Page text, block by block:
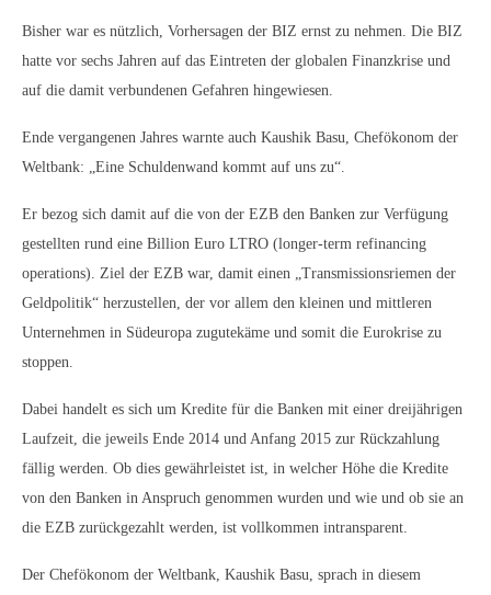
Bisher war es nützlich, Vorhersagen der BIZ ernst zu nehmen. Die BIZ
hatte vor sechs Jahren auf das Eintreten der globalen Finanzkrise und
auf die damit verbundenen Gefahren hingewiesen.
Ende vergangenen Jahres warnte auch Kaushik Basu, Chefökonom der
Weltbank: „Eine Schuldenwand kommt auf uns zu“.
Er bezog sich damit auf die von der EZB den Banken zur Verfügung
gestellten rund eine Billion Euro LTRO (longer-term refinancing
operations). Ziel der EZB war, damit einen „Transmissionsriemen der
Geldpolitik“ herzustellen, der vor allem den kleinen und mittleren
Unternehmen in Südeuropa zugutekäme und somit die Eurokrise zu
stoppen.
Dabei handelt es sich um Kredite für die Banken mit einer dreijährigen
Laufzeit, die jeweils Ende 2014 und Anfang 2015 zur Rückzahlung
fällig werden. Ob dies gewährleistet ist, in welcher Höhe die Kredite
von den Banken in Anspruch genommen wurden und wie und ob sie an
die EZB zurückgezahlt werden, ist vollkommen intransparent.
Der Chefökonom der Weltbank, Kaushik Basu, sprach in diesem